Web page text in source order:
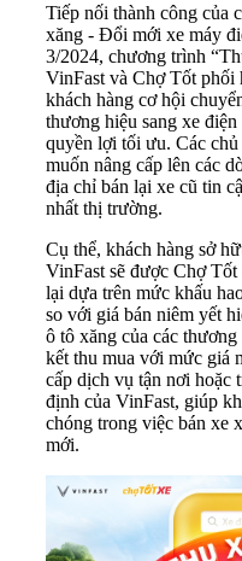
Tiếp nối thành công của
xăng - Đổi mới xe máy
3/2024, chương trình
VinFast và Chợ Tốt phối
khách hàng cơ hội
thương hiệu sang xe
quyền lợi tối ưu. Các
muốn nâng cấp lên các
địa chỉ bán lại xe cũ tin
nhất thị trường.
Cụ thể, khách hàng sở
VinFast sẽ được Chợ
lại dựa trên mức khấu
so với giá bán niêm yết
ô tô xăng của các
kết thu mua với mức giá
cấp dịch vụ tận nơi hoặc
định của VinFast, giúp
chóng trong việc bán xe
mới.